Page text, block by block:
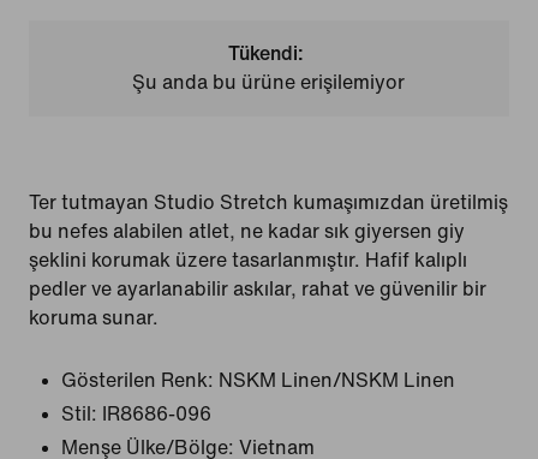
Tükendi:
Şu anda bu ürüne erişilemiyor
Ter tutmayan Studio Stretch kumaşımızdan üretilmiş
bu nefes alabilen atlet, ne kadar sık giyersen giy
şeklini korumak üzere tasarlanmıştır. Hafif kalıplı
pedler ve ayarlanabilir askılar, rahat ve güvenilir bir
koruma sunar.
Gösterilen Renk: NSKM Linen/NSKM Linen
Stil:
IR8686-096
Menşe Ülke/Bölge: Vietnam